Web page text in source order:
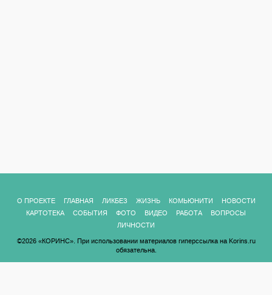
О ПРОЕКТЕ ГЛАВНАЯ ЛИКБЕЗ ЖИЗНЬ КОМЬЮНИТИ
НОВОСТИ
КАРТОТЕКА
СОБЫТИЯ ФОТО ВИДЕО РАБОТА
ВОПРОСЫ
ЛИЧНОСТИ
©2026 «КОРИНС». При использовании материалов гиперссылка на Korins.ru
обязательна.